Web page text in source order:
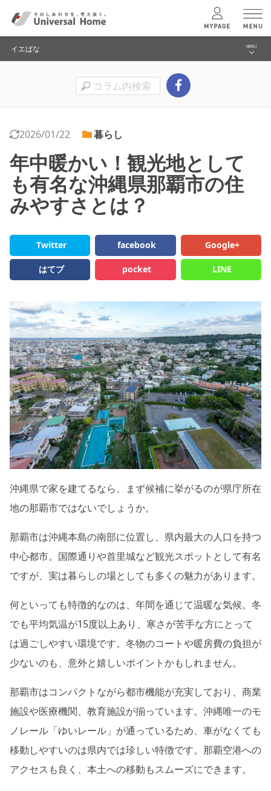
menu
ユニバーサルホームの特長
コンセプトプラン
テクノロジー
建築実例
モデルハウス 検索・見学予約
シミュレー ション
キャンペーン・コラボ情報
家づくりの知識
企業情報
お問い合わせ
イエばな MENU
家づくり
暮らし
イエばなトップへ
2026/01/22 暮らし
年中暖かい！観光地として
も有名な沖縄県那覇市の住
みやすさとは？
Twitter facebook Google+
はてブ pocket LINE
沖縄県で家を建てるなら、まず候補に挙がるのが県庁所在
地の那覇市ではないでしょうか。
那覇市は沖縄本島の南部に位置し、県内最大の人口を持つ
中心都市。国際通りや首里城など観光スポットとして有名
ですが、実は暮らしの場としても多くの魅力があります。
何といっても特徴的なのは、年間を通じて温暖な気候。冬
でも平均気温が15度以上あり、寒さが苦手な方にとって
は過ごしやすい環境です。冬物のコートや暖房費の負担が
少ないのも、意外と嬉しいポイントかもしれません。
那覇市はコンパクトながら都市機能が充実しており、商業
施設や医療機関、教育施設が揃っています。沖縄唯一のモ
ノレール「ゆいレール」が通っているため、車がなくても
移動しやすいのは県内では珍しい特徴です。那覇空港への
アクセスも良く、本土への移動もスムーズにできます。